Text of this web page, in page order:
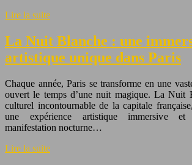
Lire la suite
La Nuit Blanche : une
artistique unique dans Paris
Chaque année, Paris se transforme en une
ouvert le temps d’une nuit magique. La Nuit
culturel incontournable de la capitale
une expérience artistique immersive et
manifestation nocturne…
Lire la suite